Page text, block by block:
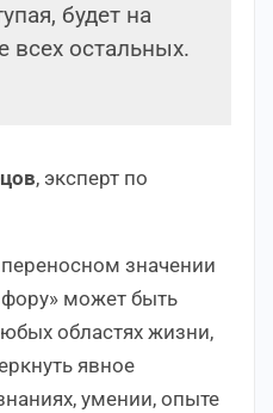
будет на
всех остальных.
, эксперт по
значении
может быть
областях жизни,
явное
умении, опыте